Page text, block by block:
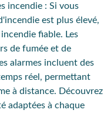
incendie : Si vous
est plus élevé,
fiable. Les
de fumée et de
alarmes incluent des
réel, permettant
à distance. Découvrez
adaptées à chaque